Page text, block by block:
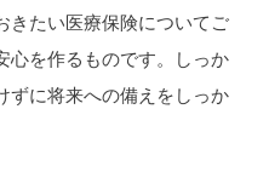
きたい医療保険についてご
心を作るものです。しっか
ずに将来への備えをしっか